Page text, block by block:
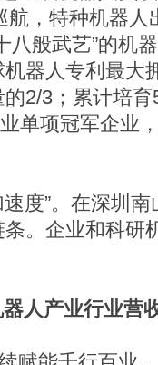
航，特种机器
八般武艺”的机
器人专利最大
2/3；累计培
单项冠军企业
度”。在深圳南
。企业和科研
人产业行业营